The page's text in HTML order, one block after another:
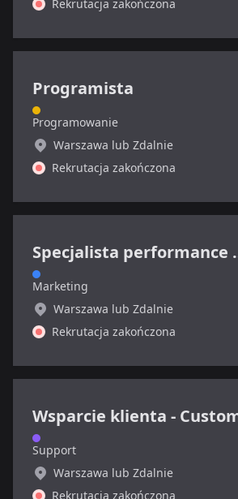
Rekrutacja zakończona
Programista
Programowanie
Warszawa lub Zdalnie
Rekrutacja zakończona
Specjalista
Marketing
Warszawa lub Zdalnie
Rekrutacja zakończona
Support
Warszawa lub Zdalnie
Rekrutacja zakończona